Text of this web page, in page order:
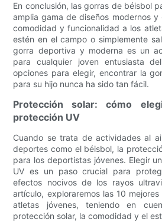
En conclusión, las gorras de béisbol
amplia gama de diseños modernos
comodidad y funcionalidad a los
estén en el campo o simplemente
gorra deportiva y moderna es un
para cualquier joven entusiasta
opciones para elegir, encontrar la
para su hijo nunca ha sido tan fácil.
Protección solar: cómo
protección UV
Cuando se trata de actividades al
deportes como el béisbol, la
para los deportistas jóvenes. Elegir
UV es un paso crucial para
efectos nocivos de los rayos
artículo, exploraremos las 10
atletas jóvenes, teniendo en
protección solar, la comodidad y el